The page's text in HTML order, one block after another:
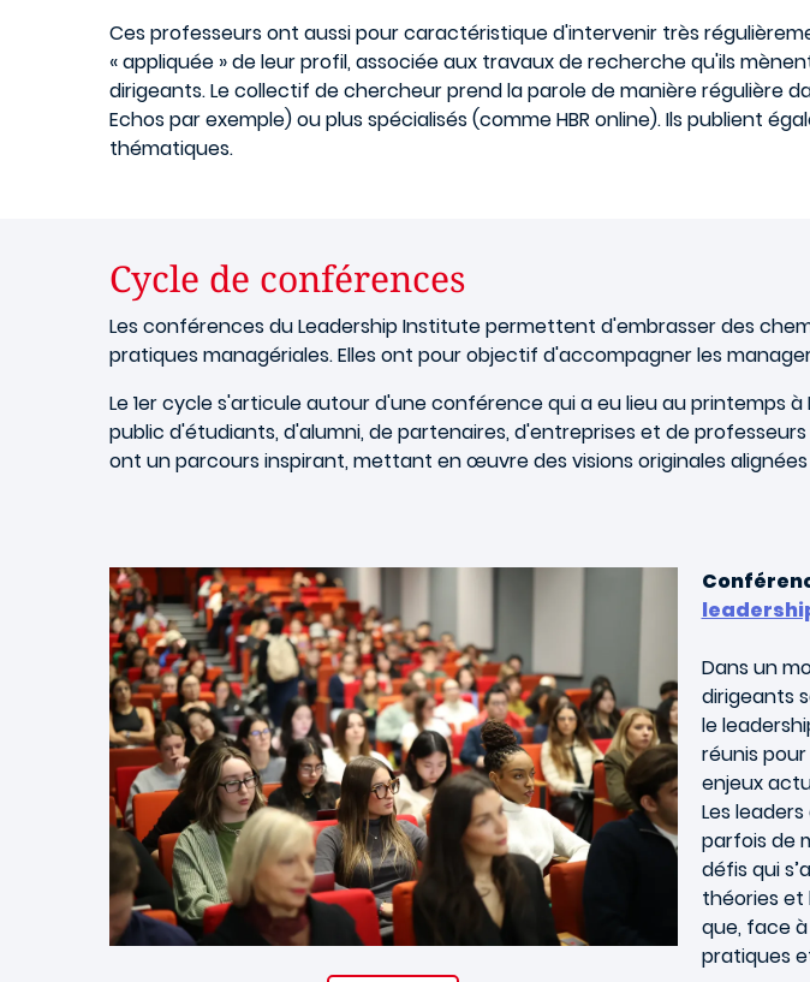
Ces professeurs ont aussi pour caractéristique d'intervenir très
« appliquée » de leur profil, associée aux travaux de recherche qu'ils
dirigeants. Le collectif de chercheur prend la parole de manière régulière
Echos par exemple) ou plus spécialisés (comme HBR online). Ils publient
thématiques.
Cycle de conférences
Les conférences du Leadership Institute permettent d'embrasser des
pratiques managériales. Elles ont pour objectif d'accompagner les
Le 1er cycle s'articule autour d'une conférence qui a eu lieu au printemps
public d'étudiants, d'alumni, de partenaires, d'entreprises et de
ont un parcours inspirant, mettant en œuvre des visions originales alignées
Dans un
dirigeants
le
réunis
enjeux
Les
parfois de
défis qui
théories et
que, face
pratiques